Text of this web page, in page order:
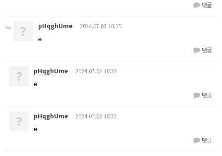
댓글
? pHqghUme 2024.07.02 10:15
e
댓글
? pHqghUme 2024.07.02 10:22
e
댓글
? pHqghUme 2024.07.02 10:22
e
댓글